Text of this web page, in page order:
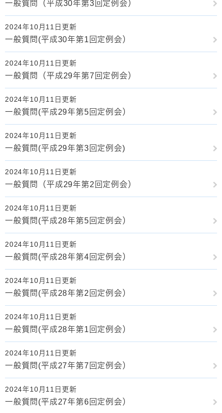
一般質問（平成30年第3回定例会）
2024年10月11日更新
一般質問(平成30年第1回定例会）
2024年10月11日更新
一般質問（平成29年第7回定例会）
2024年10月11日更新
一般質問(平成29年第5回定例会）
2024年10月11日更新
一般質問(平成29年第3回定例会)
2024年10月11日更新
一般質問（平成29年第2回定例会）
2024年10月11日更新
一般質問(平成28年第5回定例会）
2024年10月11日更新
一般質問(平成28年第4回定例会）
2024年10月11日更新
一般質問(平成28年第2回定例会）
2024年10月11日更新
一般質問(平成28年第1回定例会）
2024年10月11日更新
一般質問(平成27年第7回定例会）
2024年10月11日更新
一般質問(平成27年第6回定例会）